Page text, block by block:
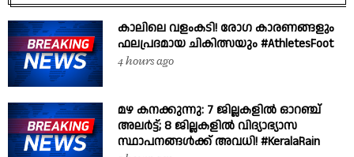
കാലിലെ വളംകടി! രോഗ കാരണങ്ങളും
ഫലപ്രദമായ ചികിത്സയും #AthletesFoot
4 hours ago
മഴ കനക്കുന്നു: 7 ജില്ലകളിൽ ഓറഞ്ച്
അലർട്ട്; 8 ജില്ലകളിൽ വിദ്യാഭ്യാസ
സ്ഥാപനങ്ങൾക്ക് അവധി! #KeralaRain